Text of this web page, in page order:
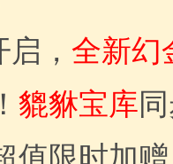
启， 全新幻
貔貅宝库
值限时加